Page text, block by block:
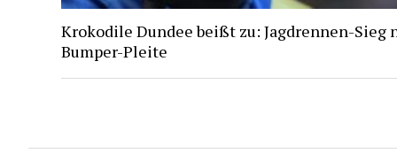
Krokodile Dundee beißt zu: Jagdrennen-Sieg
Bumper-Pleite